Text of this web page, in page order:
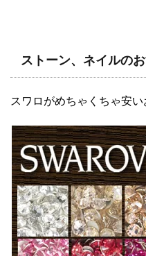
ストーン、ネイルの
スワロがめちゃくちゃ安い